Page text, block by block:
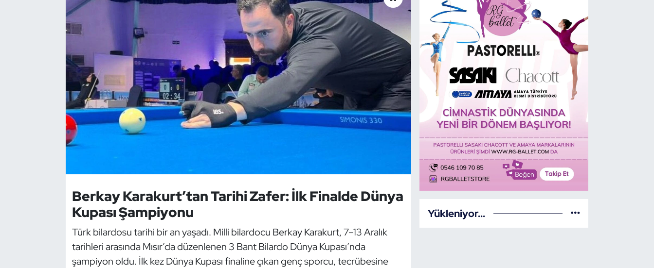
Berkay Karakurt’tan Tarihi Zafer: İlk Finalde Dünya
Kupası Şampiyonu
Türk bilardosu tarihi bir an yaşadı. Milli bilardocu Berkay Karakurt, 7–13 Aralık
tarihleri arasında Mısır’da düzenlenen 3 Bant Bilardo Dünya Kupası’nda
şampiyon oldu. İlk kez Dünya Kupası finaline çıkan genç sporcu, tecrübesine
Yükleniyor...
Çim Hokeyi
Cimnastik
Dans Sporları